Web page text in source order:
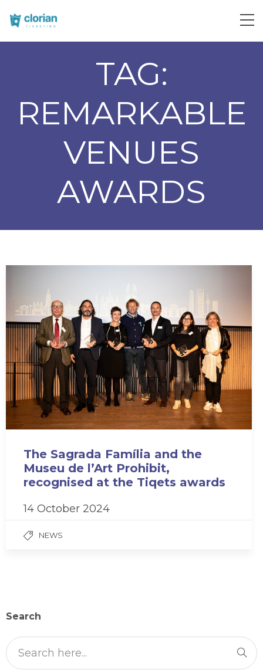
TAG:
REMARKABLE
VENUES
AWARDS
The Sagrada Família and the
Museu de l’Art Prohibit,
recognised at the Tiqets awards
14 October 2024
NEWS
Search